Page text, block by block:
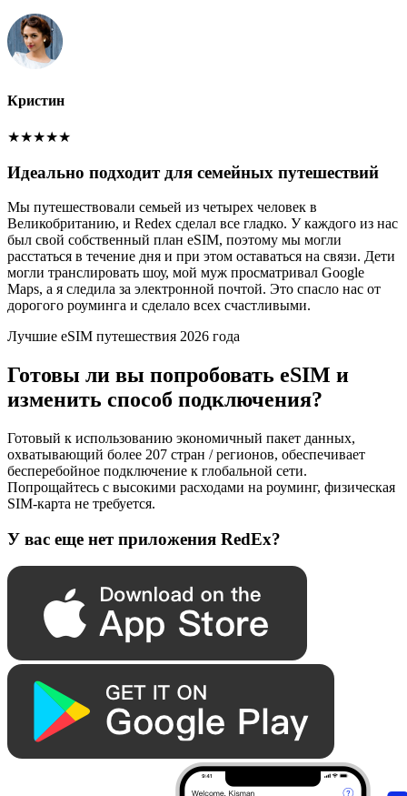
Кристин
★★★★★
Идеально подходит для семейных путешествий
Мы путешествовали семьей из четырех человек в
Великобританию, и Redex сделал все гладко. У каждого из нас
был свой собственный план eSIM, поэтому мы могли
расстаться в течение дня и при этом оставаться на связи. Дети
могли транслировать шоу, мой муж просматривал Google
Maps, а я следила за электронной почтой. Это спасло нас от
дорогого роуминга и сделало всех счастливыми.
Лучшие eSIM путешествия 2026 года
Готовы ли вы попробовать eSIM и
изменить способ подключения?
Готовый к использованию экономичный пакет данных,
охватывающий более 207 стран / регионов, обеспечивает
бесперебойное подключение к глобальной сети.
Попрощайтесь с высокими расходами на роуминг, физическая
SIM-карта не требуется.
У вас еще нет приложения RedEx?